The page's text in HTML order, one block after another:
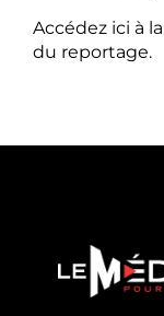
Accédez ici à
du reportage.